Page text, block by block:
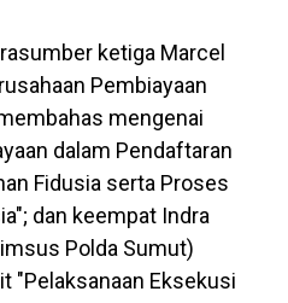
ketiga Marcel
Pembiayaan
mengenai
dalam Pendaftaran
Fidusia serta Proses
dan keempat Indra
Polda Sumut)
"Pelaksanaan Eksekusi